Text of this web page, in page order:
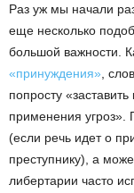
Раз уж мы начали
еще несколько
большой важности.
«принуждения» ,
попросту
применения
(если речь идет о
преступнику), а
либертарии часто